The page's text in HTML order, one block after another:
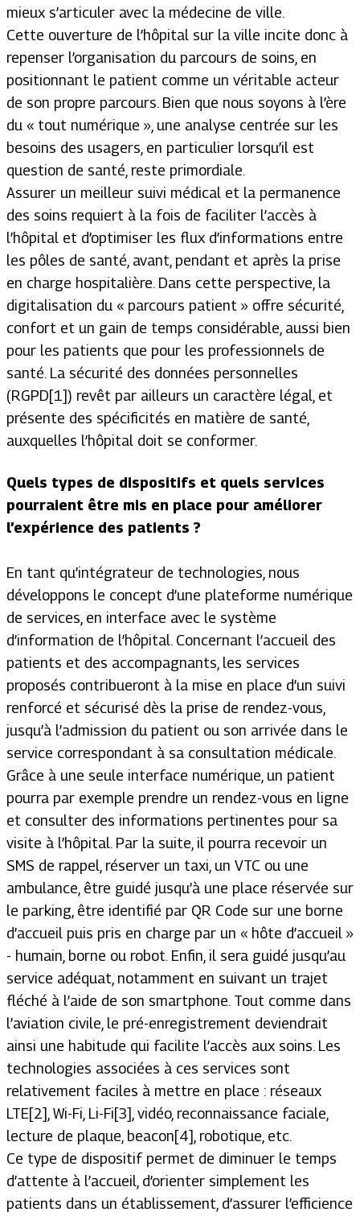
mieux s’articuler avec la médecine de ville.
Cette ouverture de l’hôpital sur la ville incite donc à
repenser l’organisation du parcours de soins, en
positionnant le patient comme un véritable acteur
de son propre parcours. Bien que nous soyons à l’ère
du « tout numérique », une analyse centrée sur les
besoins des usagers, en particulier lorsqu’il est
question de santé, reste primordiale.
Assurer un meilleur suivi médical et la permanence
des soins requiert à la fois de faciliter l’accès à
l’hôpital et d’optimiser les flux d’informations entre
les pôles de santé, avant, pendant et après la prise
en charge hospitalière. Dans cette perspective, la
digitalisation du « parcours patient » offre sécurité,
confort et un gain de temps considérable, aussi bien
pour les patients que pour les professionnels de
santé. La sécurité des données personnelles
(RGPD[1]) revêt par ailleurs un caractère légal, et
présente des spécificités en matière de santé,
auxquelles l’hôpital doit se conformer.
Quels types de dispositifs et quels services
pourraient être mis en place pour améliorer
l’expérience des patients ?
En tant qu’intégrateur de technologies, nous
développons le concept d’une plateforme numérique
de services, en interface avec le système
d’information de l’hôpital. Concernant l’accueil des
patients et des accompagnants, les services
proposés contribueront à la mise en place d’un suivi
renforcé et sécurisé dès la prise de rendez-vous,
jusqu’à l’admission du patient ou son arrivée dans le
service correspondant à sa consultation médicale.
Grâce à une seule interface numérique, un patient
pourra par exemple prendre un rendez-vous en ligne
et consulter des informations pertinentes pour sa
visite à l’hôpital. Par la suite, il pourra recevoir un
SMS de rappel, réserver un taxi, un VTC ou une
ambulance, être guidé jusqu’à une place réservée sur
le parking, être identifié par QR Code sur une borne
d’accueil puis pris en charge par un « hôte d’accueil »
- humain, borne ou robot. Enfin, il sera guidé jusqu’au
service adéquat, notamment en suivant un trajet
fléché à l’aide de son smartphone. Tout comme dans
l’aviation civile, le pré-enregistrement deviendrait
ainsi une habitude qui facilite l’accès aux soins. Les
technologies associées à ces services sont
relativement faciles à mettre en place : réseaux
LTE[2], Wi-Fi, Li-Fi[3], vidéo, reconnaissance faciale,
lecture de plaque, beacon[4], robotique, etc.
Ce type de dispositif permet de diminuer le temps
d’attente à l’accueil, d’orienter simplement les
patients dans un établissement, d’assurer l’efficience